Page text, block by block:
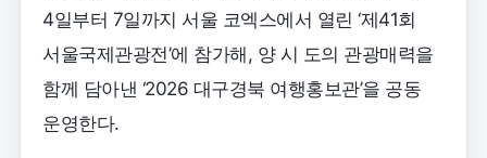
4일부터 7일까지 서울 코엑스에서 열린 ‘제41회
서울국제관광전’에 참가해, 양 시 도의 관광매력을
함께 담아낸 ‘2026 대구경북 여행홍보관’을 공동
운영한다.